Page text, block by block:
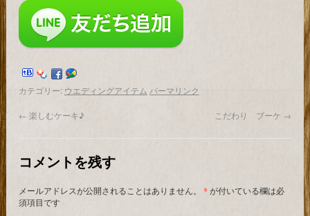
カテゴリー: ウエディングアイテム パーマリンク
← 楽しむケーキ♪ こだわり ブーケ →
コメントを残す
メールアドレスが公開されることはありません。 *が付いている欄は必
須項目です